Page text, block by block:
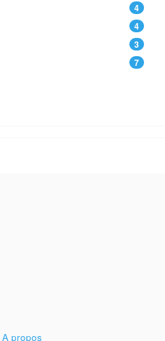
4
4
3
7
A propos